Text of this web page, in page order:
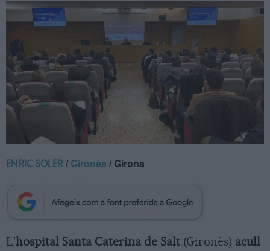
ENRIC SOLER /Gironès / Girona
L'hospital Santa Caterina de Salt (Gironès) acull